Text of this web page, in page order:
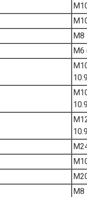
М8
M6
М8